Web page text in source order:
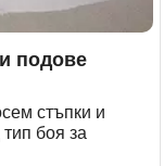
подове
стъпки и
боя за